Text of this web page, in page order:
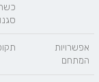
אפשרויות
המתחם